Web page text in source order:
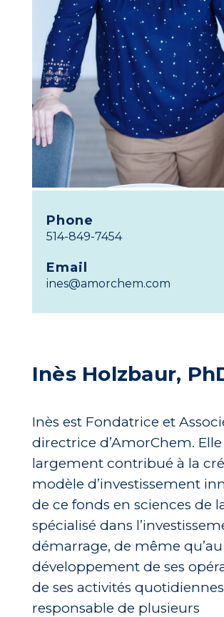
Inès Holzbaur,
Inès est Fondatrice et
directrice d’AmorChem. Elle
largement contribué à la
modèle d’investissement
de ce fonds en sciences de
spécialisé dans
démarrage, de même qu’au
développement de ses
de ses activités
responsable de plusieurs
Phone
514-849-7454
Email
ines@amorchem.com